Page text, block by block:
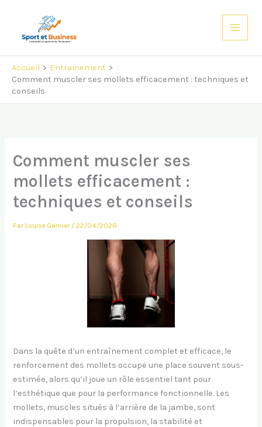
contenu
Accueil
Entrainement
Comment muscler ses mollets efficacement : techniques et
conseils
Comment muscler ses
mollets efficacement :
techniques et conseils
ParLouise Garnier /22/04/2026
Dans la quête d’un entraînement complet et efficace, le
renforcement des mollets occupe une place souvent sous-
estimée, alors qu’il joue un rôle essentiel tant pour
l’esthétique que pour la performance fonctionnelle. Les
mollets, muscles situés à l’arrière de la jambe, sont
indispensables pour la propulsion, la stabilité et